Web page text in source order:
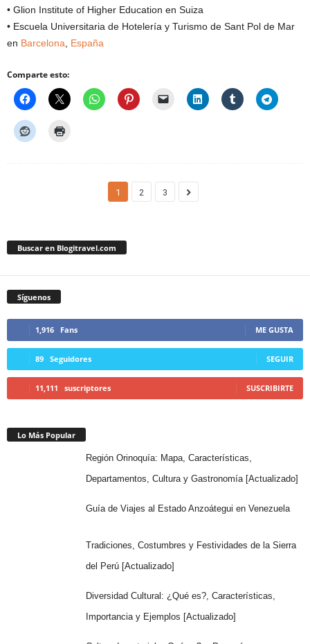
• Glion Institute of Higher Education en Suiza
• Escuela Universitaria de Hotelería y Turismo de Sant Pol de Mar
en Barcelona, España
Comparte esto:
1 2 3
Buscar en Blogitravel.com
Síguenos
1,916 Fans ME GUSTA
89 Seguidores SEGUIR
11,111 suscriptores SUSCRIBIRTE
Lo Más Popular
Región Orinoquía: Mapa, Características,
Departamentos, Cultura y Gastronomía [Actualizado]
Guía de Viajes al Estado Anzoátegui en Venezuela
Tradiciones, Costumbres y Festividades de la Sierra
del Perú [Actualizado]
Diversidad Cultural: ¿Qué es?, Características,
Importancia y Ejemplos [Actualizado]